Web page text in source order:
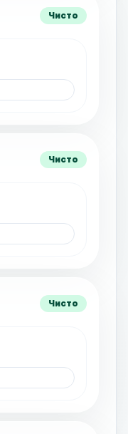
Чисто
Чисто
Чисто